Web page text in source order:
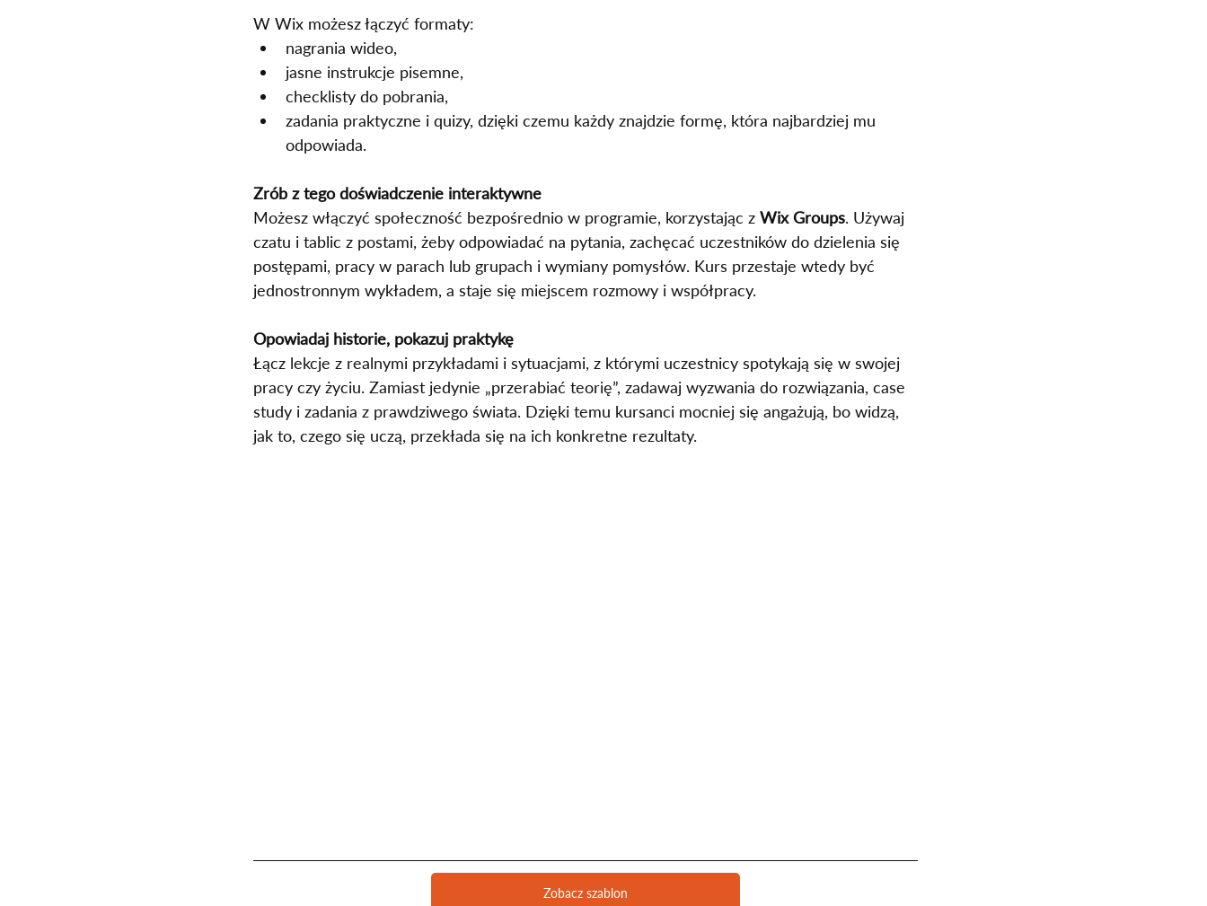
W Wix możesz łączyć formaty:
nagrania wideo,
jasne instrukcje pisemne,
checklisty do pobrania,
zadania praktyczne i quizy, dzięki czemu każdy znajdzie formę, która najbardziej mu
odpowiada.
Zrób z tego doświadczenie interaktywne
Możesz włączyć społeczność bezpośrednio w programie, korzystając z Wix Groups. Używaj
czatu i tablic z postami, żeby odpowiadać na pytania, zachęcać uczestników do dzielenia się
postępami, pracy w parach lub grupach i wymiany pomysłów. Kurs przestaje wtedy być
jednostronnym wykładem, a staje się miejscem rozmowy i współpracy.
Opowiadaj historie, pokazuj praktykę
Łącz lekcje z realnymi przykładami i sytuacjami, z którymi uczestnicy spotykają się w swojej
pracy czy życiu. Zamiast jedynie „przerabiać teorię”, zadawaj wyzwania do rozwiązania, case
study i zadania z prawdziwego świata. Dzięki temu kursanci mocniej się angażują, bo widzą,
jak to, czego się uczą, przekłada się na ich konkretne rezultaty.
Zobacz szablon